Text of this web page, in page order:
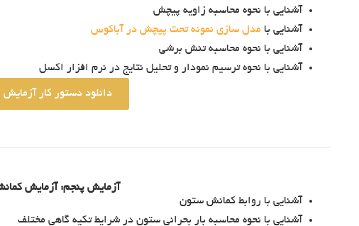
آشنایی با نحوه محاسبه زاویه پیچش
آشنایی با مدل سازی نمونه تحت پیچش در آباکوس
آشنایی با نحوه محاسبه تنش برشی
آشنایی با نحوه ترسیم نمودار و تحلیل نتایج در نرم افزار اکسل
دانلود دستور کار
آزمایش پنجم: آزمایش
آشنایی با روابط کمانش ستون
آشنایی با نحوه محاسبه بار بحرانی ستون در شرایط تکیه گاهی مختلف